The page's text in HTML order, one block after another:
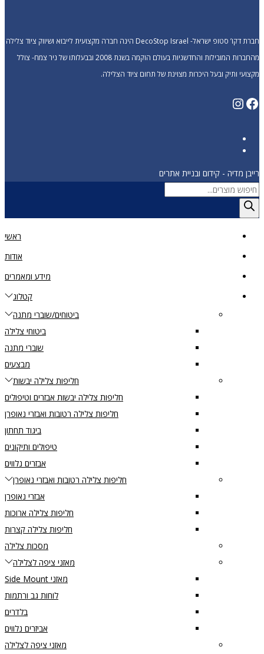
חברת דקו’ סטופ ישראל- DecoStop Israel הינה חברה מקצועית לייבוא ושיווק ציוד צלילה
מהחברות המובילות והחדשניות בעולם הוקמה בשנת 2008 ובבעלותו של ניר צמח- צולל
ותיק ובעל היכרות מצוינת של תחום ציוד הצלילה.
מדיה - קידום ובניית אתרים
ראשי
אודות
מידע ומאמרים
קטלוג
ביטוחים/שוברי מתנה
ביטוחי צלילה
שוברי מתנה
מבצעים
חליפות צלילה יבשות
חליפות צלילה יבשות אבזרים וטיפולים
חליפות צלילה רטובות ואבזרי נאופרן
ביגוד תחתון
טיפולים ותיקונים
אבזרים נלווים
חליפות צלילה רטובות ואבזרי נאופרן
אבזרי נאופרן
חליפות צלילה ארוכות
חליפות צלילה קצרות
מסכות צלילה
מאזני ציפה לצלילה
מאזני Side Mount
לוחות גב ורתמות
בלדרים
אביזרים נלווים
מאזני ציפה לצלילה